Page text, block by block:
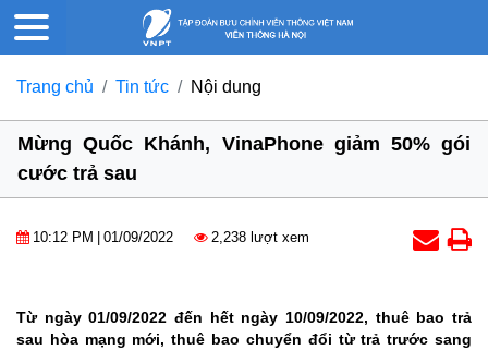
Trang chủ Tin tức Nội dung
Mừng Quốc Khánh, VinaPhone giảm 50% gói
cước trả sau
10:12 PM 01/09/2022 2,238 lượt xem
Từ ngày 01/09/2022 đến hết ngày 10/09/2022, thuê bao trả
sau hòa mạng mới, thuê bao chuyển đổi từ trả trước sang